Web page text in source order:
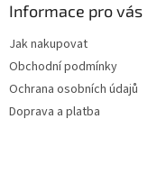
Informace pro vás
Jak nakupovat
Obchodní podmínky
Ochrana osobních údajů
Doprava a platba